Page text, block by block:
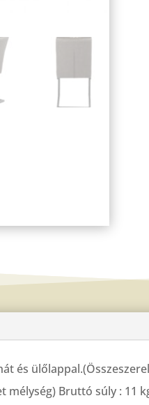
és
mélység) Bruttó súly : 11